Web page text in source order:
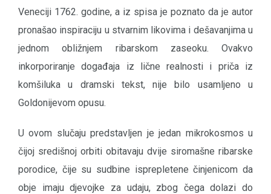
Veneciji 1762. godine, a iz spisa je poznato da je autor
pronašao inspiraciju u stvarnim likovima i dešavanjima u
jednom obližnjem ribarskom zaseoku. Ovakvo
inkorporiranje događaja iz lične realnosti i priča iz
komšiluka u dramski tekst, nije bilo usamljeno u
Goldonijevom opusu.
U ovom slučaju predstavljen je jedan mikrokosmos u
čijoj središnoj orbiti obitavaju dvije siromašne ribarske
porodice, čije su sudbine isprepletene činjenicom da
obje imaju djevojke za udaju, zbog čega dolazi do